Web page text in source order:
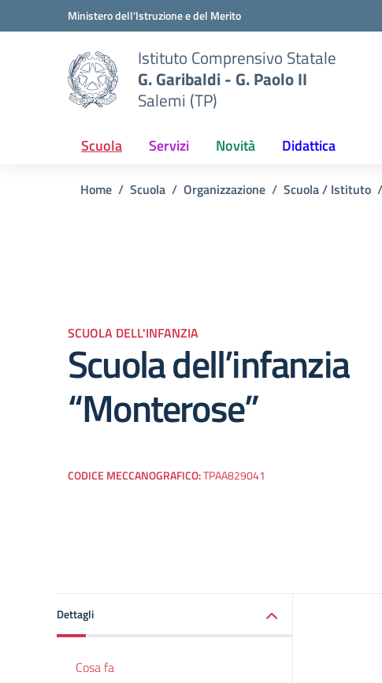
Vai ai contenuti
Vai al menu di navigazioneMinistero dell'Istruzione e del Merito
Istituto Comprensivo Statale
G. Garibaldi - G. Paolo II
Salemi (TP)
Scuola Servizi Novità Didattica
Home Scuola Organizzazione Scuola / Istituto
SCUOLA DELL'INFANZIA
Scuola dell’infanzia
“Monterose”
CODICE MECCANOGRAFICO:TPAA829041
Dettagli
Cosa fa